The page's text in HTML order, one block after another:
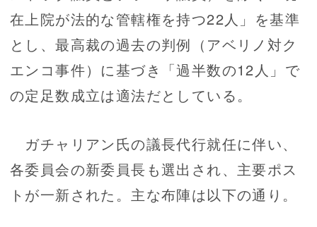
在上院が法的な管轄権を持つ22人」を基準
とし、最高裁の過去の判例（アベリノ対ク
エンコ事件）に基づき「過半数の12人」で
の定足数成立は適法だとしている。
ガチャリアン氏の議長代行就任に伴い、
各委員会の新委員長も選出され、主要ポス
トが一新された。主な布陣は以下の通り。